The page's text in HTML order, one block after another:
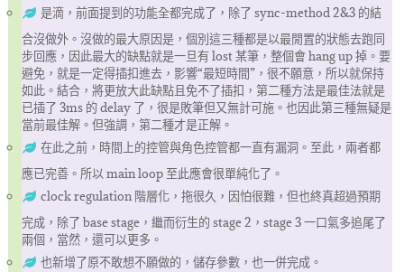
是滴，前面提到的功能全都完成了，除了 sync-method 2&3 的結
合沒做外。沒做的最大原因是，個別這三種都是以最閒置的狀態去跑同
步回應，因此最大的缺點就是一旦有 lost 某筆，整個會 hang up 掉。要
避免，就是一定得插扣進去，影響“最短時間”，很不願意，所以就保持
如此。結合，將更放大此缺點且免不了插扣，第二種方法是最佳法就是
已插了 3ms 的 delay 了，很是敗筆但又無計可施。也因此第三種無疑是
當前最佳解。但強調，第二種才是正解。
在此之前，時間上的控管與角色控管都一直有漏洞。至此，兩者都
應已完善。所以 main loop 至此應會很單純化了。
clock regulation 階層化，拖很久，因怕很難，但也終真超過預期
完成，除了 base stage，繼而衍生的 stage 2，stage 3 一口氣多追尾了
兩個，當然，還可以更多。
也新增了原不敢想不願做的，儲存參數，也一併完成。